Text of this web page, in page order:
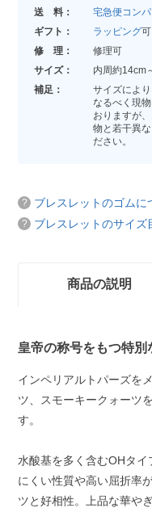
送 料：
宅急便コンパ
ギフト：
ラッピング可
修 理：
修理可
サイズ：
内周約14cm
補足：
サイズによ
なるべく現
おりますが
物と若干異
ださい。
ブレスレットのゴムに
ブレスレットのサイズ
商品の説明
皇帝の称号をもつ特別
インペリアルトパーズを
ツ、スモーキークォーツ
す。
水酸基を多く含むOHタ
にくい性質や高い屈折率
ツと好相性。上品な華や